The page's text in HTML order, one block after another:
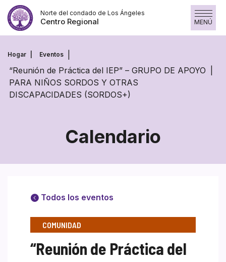
Skip
to
content
Norte del condado de Los Ángeles
Centro Regional MENÚ
Hogar Eventos
“Reunión de Práctica del IEP” – GRUPO DE APOYO
PARA NIÑOS SORDOS Y OTRAS
DISCAPACIDADES (SORDOS+)
Calendario
Todos los eventos
COMUNIDAD
“Reunión de Práctica del